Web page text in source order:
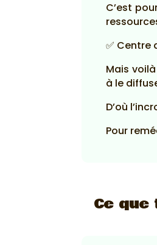
C’est
✅ Centre
Mais
à le
D’où
Pour
Ce